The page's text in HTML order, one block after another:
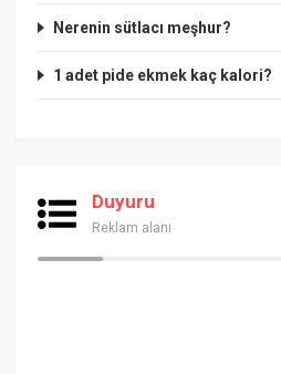
Nerenin sütlacı meşhur?
1 adet pide ekmek kaç kalori?
Duyuru
Reklam alanı